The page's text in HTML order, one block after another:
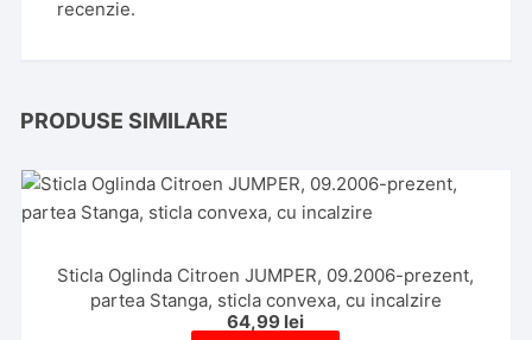
recenzie.
PRODUSE SIMILARE
Sticla Oglinda Citroen JUMPER, 09.2006-prezent,
partea Stanga, sticla convexa, cu incalzire
64,99 lei